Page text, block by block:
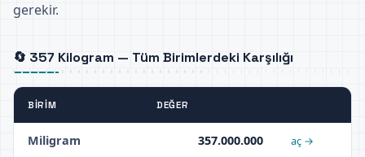
gerekir.
🔄 357 Kilogram — Tüm Birimlerdeki Karşılığı
BIRIM DEĞER
Miligram 357.000.000 aç →